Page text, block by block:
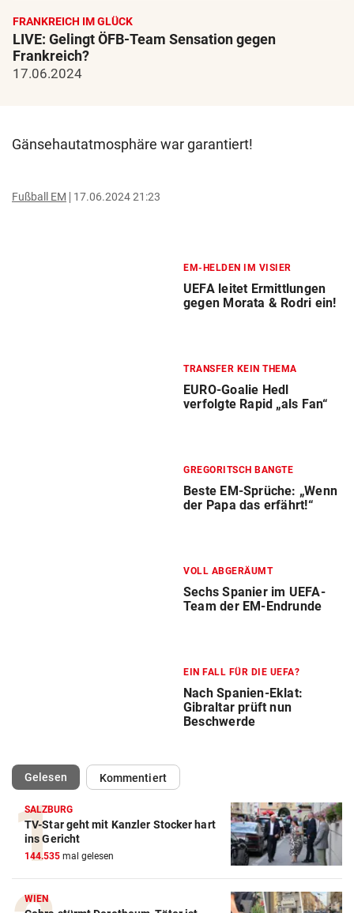
FRANKREICH IM GLÜCK
LIVE: Gelingt ÖFB-Team Sensation gegen
Frankreich?
17.06.2024
Gänsehautatmosphäre war garantiert!
Fußball EM 17.06.2024 21:23
EM-HELDEN IM VISIER
UEFA leitet Ermittlungen
gegen Morata & Rodri ein!
TRANSFER KEIN THEMA
EURO-Goalie Hedl
verfolgte Rapid „als Fan“
GREGORITSCH BANGTE
Beste EM-Sprüche: „Wenn
der Papa das erfährt!“
VOLL ABGERÄUMT
Sechs Spanier im UEFA-
Team der EM-Endrunde
EIN FALL FÜR DIE UEFA?
Nach Spanien-Eklat:
Gibraltar prüft nun
Beschwerde
Gelesen(ausgewählt)Kommentiert
SALZBURG
TV-Star geht mit Kanzler Stocker hart
ins Gericht
144.535 mal gelesen
WIEN